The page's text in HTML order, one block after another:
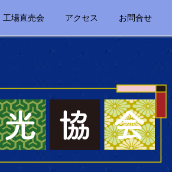
工場直売会 アクセス お問合せ